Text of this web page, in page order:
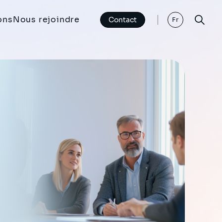
Nous rejoindre Contact Fr